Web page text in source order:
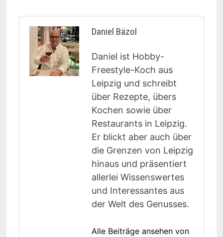
Daniel Bäzol
Daniel ist Hobby-
Freestyle-Koch aus
Leipzig und schreibt
über Rezepte, übers
Kochen sowie über
Restaurants in Leipzig.
Er blickt aber auch über
die Grenzen von Leipzig
hinaus und präsentiert
allerlei Wissenswertes
und Interessantes aus
der Welt des Genusses.
Alle Beiträge ansehen von